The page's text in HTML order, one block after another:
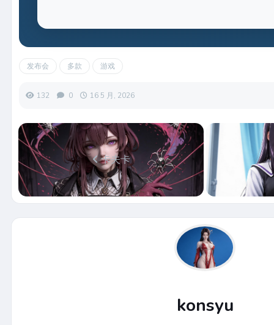
发布会 多款 游戏
132 0 16 5 月, 2026
卡夫卡
konsyu